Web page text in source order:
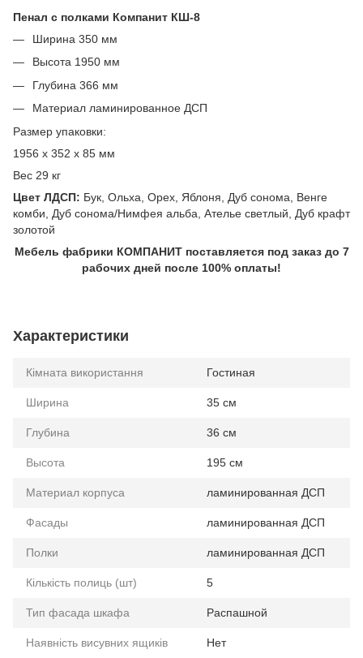
Пенал с полками Компанит КШ-8
Ширина 350 мм
Высота 1950 мм
Глубина 366 мм
Материал ламинированное ДСП
Размер упаковки:
1956 x 352 x 85 мм
Вес 29 кг
Цвет ЛДСП: Бук, Ольха, Орех, Яблоня, Дуб сонома, Венге
комби, Дуб сонома/Нимфея альба, Ателье светлый, Дуб крафт
золотой
Мебель фабрики КОМПАНИТ поставляется под заказ до 7
рабочих дней после 100% оплаты!
Характеристики
Кімната використання Гостиная
Ширина 35 см
Глубина 36 см
Высота 195 см
Материал корпуса ламинированная ДСП
Фасады ламинированная ДСП
Полки ламинированная ДСП
Кількість полиць (шт) 5
Тип фасада шкафа Распашной
Наявність висувних ящиків Нет